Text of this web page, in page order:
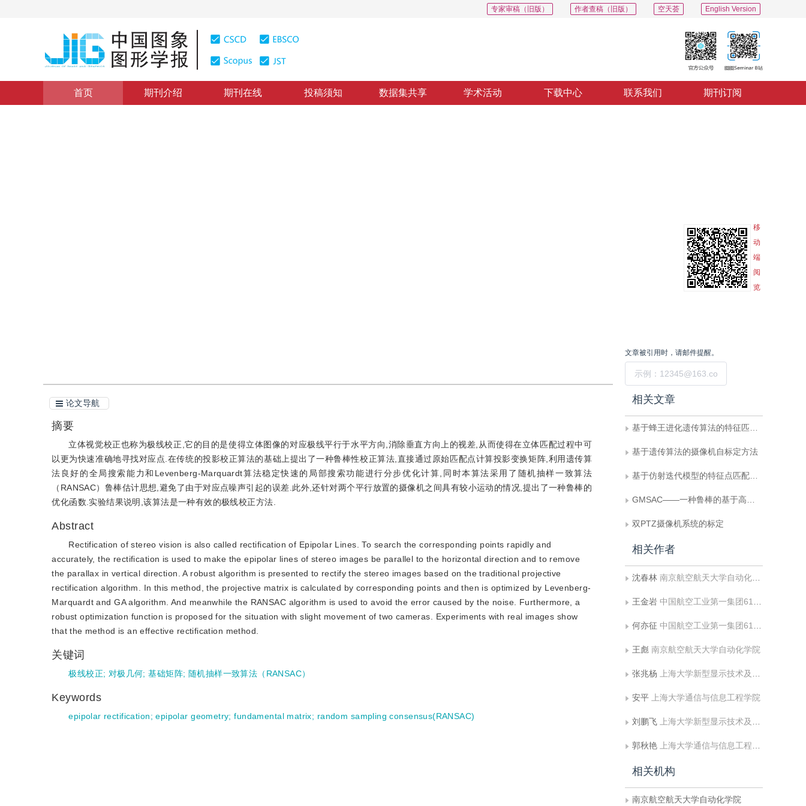
English Version
空天荟
作者查稿（旧版）
专家审稿（旧版）
首页 期刊介绍 期刊在线 投稿须知 数据集共享 学术活动 下载中心 联系我们 期刊订阅
移
动
端
阅
览
论文导航
摘要
立体视觉校正也称为极线校正,它的目的是使得立体图像的对应极线平行于水平方向,消除垂直方向上的视差,从而使得在立体匹配过程中可
以更为快速准确地寻找对应点.在传统的投影校正算法的基础上提出了一种鲁棒性校正算法,直接通过原始匹配点计算投影变换矩阵,利用遗传算
法良好的全局搜索能力和Levenberg-Marquardt算法稳定快速的局部搜索功能进行分步优化计算,同时本算法采用了随机抽样一致算法
（RANSAC）鲁棒估计思想,避免了由于对应点噪声引起的误差.此外,还针对两个平行放置的摄像机之间具有较小运动的情况,提出了一种鲁棒的
优化函数.实验结果说明,该算法是一种有效的极线校正方法.
Abstract
Rectification of stereo vision is also called rectification of Epipolar Lines. To search the corresponding points rapidly and
accurately, the rectification is used to make the epipolar lines of stereo images be parallel to the horizontal direction and to remove
the parallax in vertical direction. A robust algorithm is presented to rectify the stereo images based on the traditional projective
rectification algorithm. In this method, the projective matrix is calculated by corresponding points and then is optimized by Levenberg-
Marquardt and GA algorithm. And meanwhile the RANSAC algorithm is used to avoid the error caused by the noise. Furthermore, a
robust optimization function is proposed for the situation with slight movement of two cameras. Experiments with real images show
that the method is an effective rectification method.
关键词
极线校正; 对极几何;基础矩阵; 随机抽样一致算法（RANSAC）
Keywords
epipolar rectification;epipolar geometry;fundamental matrix; random sampling consensus(RANSAC)
文章被引用时，请邮件提醒。
相关文章
基于蜂王进化遗传算法的特征匹配方法
基于遗传算法的摄像机自标定方法
基于仿射迭代模型的特征点匹配算法
GMSAC——一种鲁棒的基于高斯混合模型的基础矩阵估计算法
双PTZ摄像机系统的标定
相关作者
沈春林 南京航空航天大学自动化学院
王金岩 中国航空工业第一集团615所
何亦征 中国航空工业第一集团615所
王彪 南京航空航天大学自动化学院
张兆杨 上海大学新型显示技术及应用集成教育部重点实验室
安平 上海大学通信与信息工程学院
刘鹏飞 上海大学新型显示技术及应用集成教育部重点实验室
郭秋艳 上海大学通信与信息工程学院
相关机构
南京航空航天大学自动化学院